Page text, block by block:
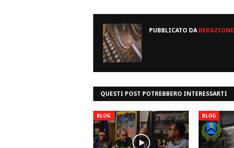
PUBBLICATO DAREDAZIONE
QUESTI POST POTREBBERO INTERESSARTI
BLOG BLOG